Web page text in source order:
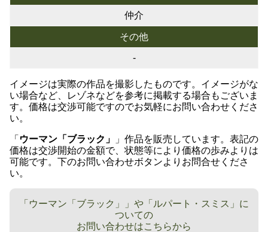
仲介
その他
-
イメージは実際の作品を撮影したものです。イメージがな
い場合など、レゾネなどを参考に掲載する場合もございま
す。価格は交渉可能ですのでお気軽にお問い合わせくださ
い。
「 ウーマン「ブラック」
」作品を販売しています。表記の
価格は交渉開始の金額で、状態等により価格の歩みよりは
可能です。下のお問い合わせボタンよりお問合せくださ
い。
「ウーマン「ブラック」」や「ルパート・スミス」に
ついての
お問い合わせはこちらから